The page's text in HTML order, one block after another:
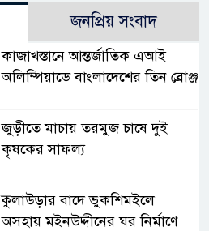
জনপ্রিয় সংবাদ
কাজাখস্তানে আন্তর্জাতিক এআই
অলিম্পিয়াডে বাংলাদেশের তিন ব্রোঞ্জ
জুড়ীতে মাচায় তরমুজ চাষে দুই
কৃষকের সাফল্য
কুলাউড়ার বাদে ভুকশিমইলে
অসহায় মইনউদ্দীনের ঘর নির্মাণে